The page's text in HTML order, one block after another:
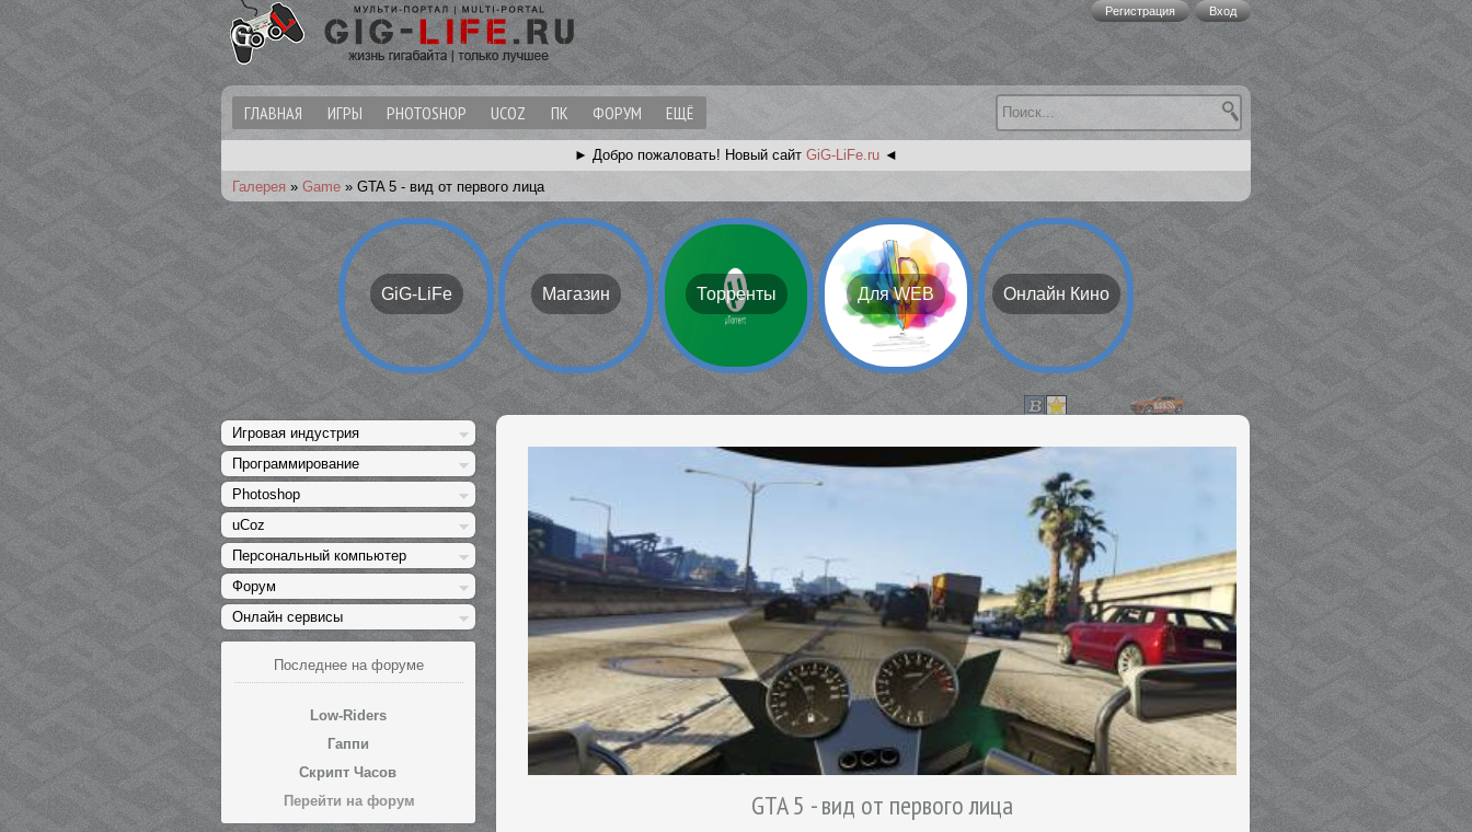
Регистрация Вход
ГЛАВНАЯ ИГРЫ PHOTOSHOP UCOZ ПК ФОРУМ ЕЩЁ
► Добро пожаловать! Новый сайт GiG-LiFe.ru ◄
Галерея » Game » GTA 5 - вид от первого лица
GiG-LiFe Магазин Торренты Для WEB Онлайн Кино
Игровая индустрия
Программирование
Photoshop
uCoz
Персональный компьютер
Форум
Онлайн сервисы
Последнее на форуме
Low-Riders
Гаппи
Скрипт Часов
Перейти на форум
GTA 5 - вид от первого лица